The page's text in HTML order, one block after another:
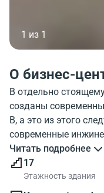
1 из 1
О бизнес-
В отдельно
созданы
B, а это из этого
современные
отдельно стоящему
можно достаточно
выглядит отдельно
Читать подробнее
17
Этажность здания